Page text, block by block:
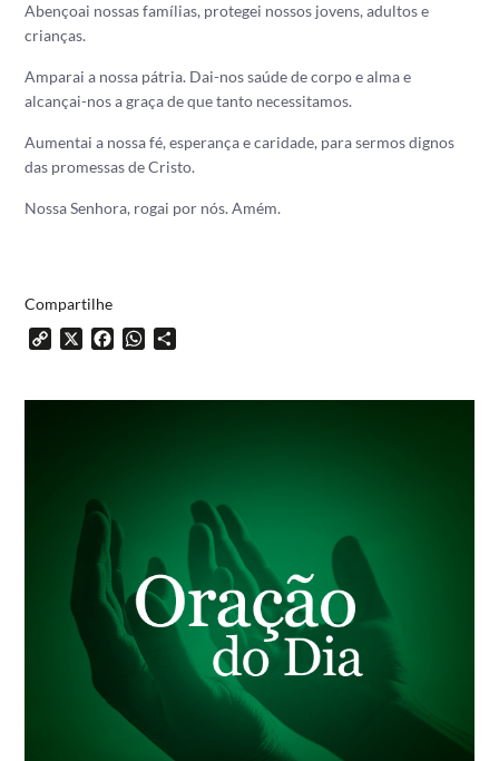
Abençoai nossas famílias, protegei nossos jovens, adultos e
crianças.
Amparai a nossa pátria. Dai-nos saúde de corpo e alma e
alcançai-nos a graça de que tanto necessitamos.
Aumentai a nossa fé, esperança e caridade, para sermos dignos
das promessas de Cristo.
Nossa Senhora, rogai por nós. Amém.
Compartilhe
Copy X FacebookWhatsApp